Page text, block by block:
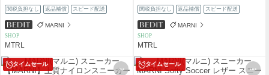
関税負担なし 返品補償 スピード配送
MARNI
SHOP
MTRL
関税負担なし 返品補償 スピード配送
MARNI
SHOP
MTRL
タイムセール タイムセール